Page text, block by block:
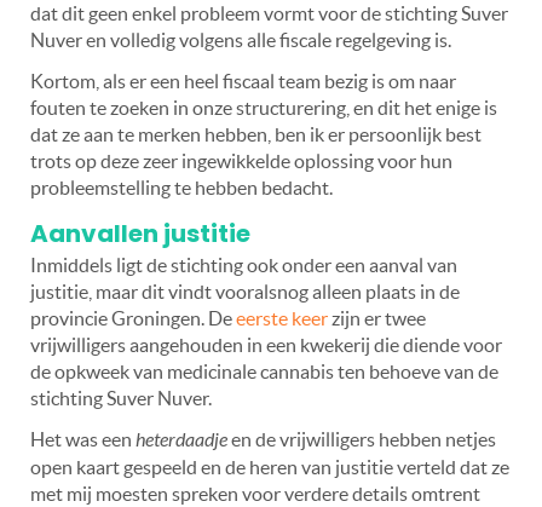
dat dit geen enkel probleem vormt voor de stichting Suver
Nuver en volledig volgens alle fiscale regelgeving is.
Kortom, als er een heel fiscaal team bezig is om naar
fouten te zoeken in onze structurering, en dit het enige is
dat ze aan te merken hebben, ben ik er persoonlijk best
trots op deze zeer ingewikkelde oplossing voor hun
probleemstelling te hebben bedacht.
Aanvallen justitie
Inmiddels ligt de stichting ook onder een aanval van
justitie, maar dit vindt vooralsnog alleen plaats in de
provincie Groningen. Deeerste keerzijn er twee
vrijwilligers aangehouden in een kwekerij die diende voor
de opkweek van medicinale cannabis ten behoeve van de
stichting Suver Nuver.
Het was een heterdaadjeen de vrijwilligers hebben netjes
open kaart gespeeld en de heren van justitie verteld dat ze
met mij moesten spreken voor verdere details omtrent